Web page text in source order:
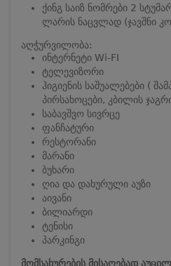
ქინგ საიზ ნომრები 2
ლარის ნაცვლად (ჯავშნი
აღჭურვილობა:
ინტერნეტი Wi-FI
ტელევიზორი
ჰიგიენის საშუალებები (
პირსახოცები, კბილის
საბავშვო სივრცე
ფანჩატური
რესტორანი
მარანი
ბუხარი
ღია და დახურული აუზი
აივანი
ბილიარდი
ტენისი
პარკინგი
მომსახურების მისაღებად